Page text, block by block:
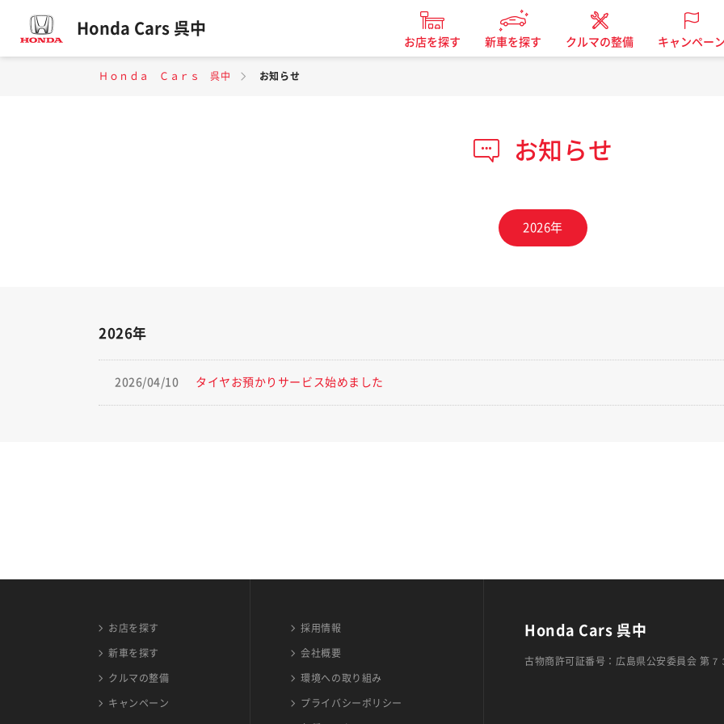
Honda Cars 呉中
お店を探す 新車を探す クルマの整備 キャンペーン
Ｈｏｎｄａ Ｃａｒｓ 呉中 お知らせ
お知らせ
2026年
2026年
2026/04/10 タイヤお預かりサービス始めました
お店を探す
新車を探す
クルマの整備
キャンペーン
採用情報
会社概要
環境への取り組み
プライバシーポリシー
Honda Cars 呉中
古物商許可証番号：広島県公安委員会 第